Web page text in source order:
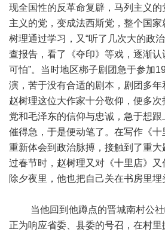
现全国性的反革命复辟，马列主义
主义的党，变成法西斯党，整个国家
树理通过学习，又“听了几次大的政
查报告，看了《夺印》等戏，逐渐
可怕”。当时地区梆子剧团急于参加
演，苦于没有合适的剧本，剧团多
赵树理这位大作家十分敬仰，便多
党和毛泽东的信仰与忠诚，急于想
催得急，于是便动笔了。在写作《十
重新体会到政治脉搏，接触到了重大
过春节时，赵树理又对《十里店》
除夕夜里，他也把自己关在书房里埋
当他回到他蹲点的晋城南村公社
正为响应省委、县委的号召，在村